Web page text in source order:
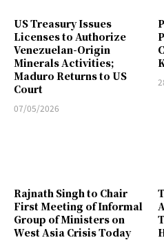
US Treasury Issues
Licenses to Authorize
Venezuelan-Origin
Minerals Activities;
Maduro Returns to US
Court
07/05/2026
Rajnath Singh to Chair
First Meeting of Informal
Group of Ministers on
West Asia Crisis Today